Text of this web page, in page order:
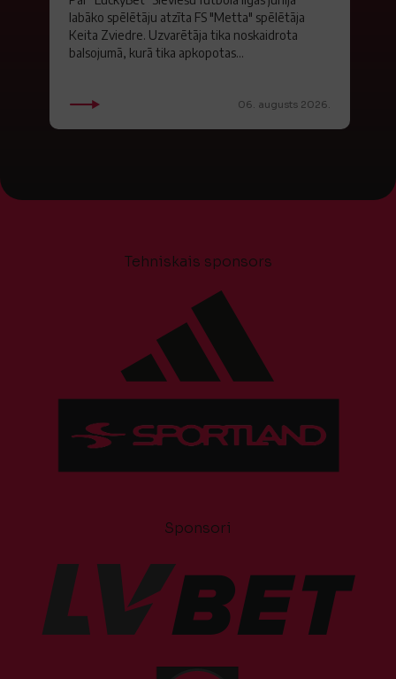
labāko spēlētāju atzīta FS "Metta" spēlētāja
Keita Zviedre. Uzvarētāja tika noskaidrota
balsojumā, kurā tika apkopotas...
06. augusts 2026.
Tehniskais sponsors
Sponsori